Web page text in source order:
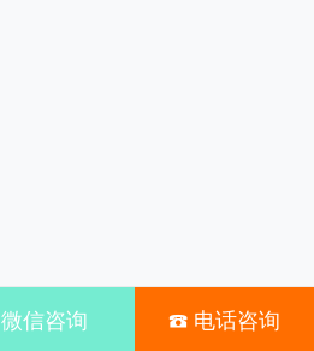
微信咨询 电话咨询